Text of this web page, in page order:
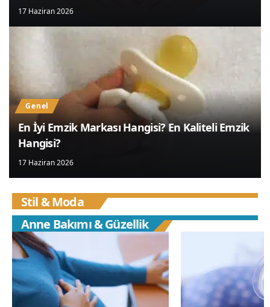
17 Haziran 2026
Genel
En İyi Emzik Markası Hangisi? En Kaliteli Emzik
Hangisi?
17 Haziran 2026
Stil & Moda
Anne Bakımı & Güzellik